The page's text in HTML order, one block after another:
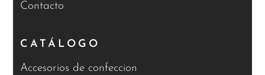
Contacto
CATÁLOGO
Accesorios de confeccion